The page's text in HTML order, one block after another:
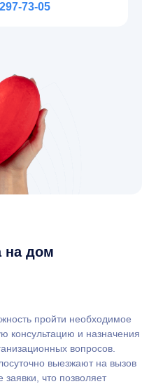
73-05
на дом
пройти необходимое
консультацию и назначения
вопросов.
выезжают на вызов
что позволяет